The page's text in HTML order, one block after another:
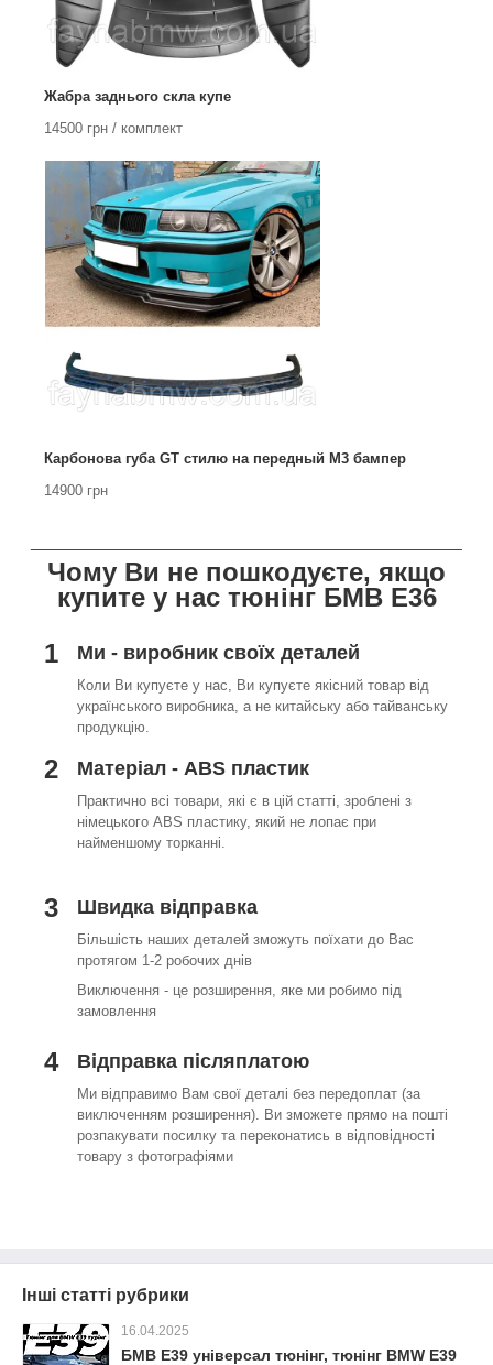
Жабра заднього скла купе
14500 грн / комплект
Карбонова губа GT стилю на передный М3 бампер
14900 грн
Чому Ви не пошкодуєте, якщо
купите у нас тюнінг БМВ Е36
1
Ми - виробник своїх деталей
Коли Ви купуєте у нас, Ви купуєте якісний товар від
українського виробника, а не китайську або тайванську
продукцію.
2 Матеріал - ABS пластик
Практично всі товари, які є в цій статті, зроблені з
німецького ABS пластику, який не лопає при
найменшому торканні.
3 Швидка відправка
Більшість наших деталей зможуть поїхати до Вас
протягом 1-2 робочих днів
Виключення - це розширення, яке ми робимо під
замовлення
4 Відправка післяплатою
Ми відправимо Вам свої деталі без передоплат (за
виключенням розширення). Ви зможете прямо на пошті
розпакувати посилку та переконатись в відповідності
товару з фотографіями
Інші статті рубрики
16.04.2025
БМВ Е39 універсал тюнінг, тюнінг BMW E39